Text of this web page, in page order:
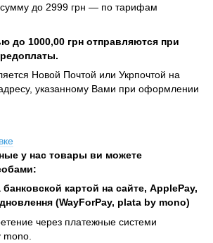
сумму до 2999 грн — по тарифам
до 1000,00 грн отправляются при
Новой Почтой или Укрпочтой на
указанному Вами при оформлении
у нас товары ви можете
картой на сайте, ApplePay,
(WayForPay, plata by mono)
через платежные системи